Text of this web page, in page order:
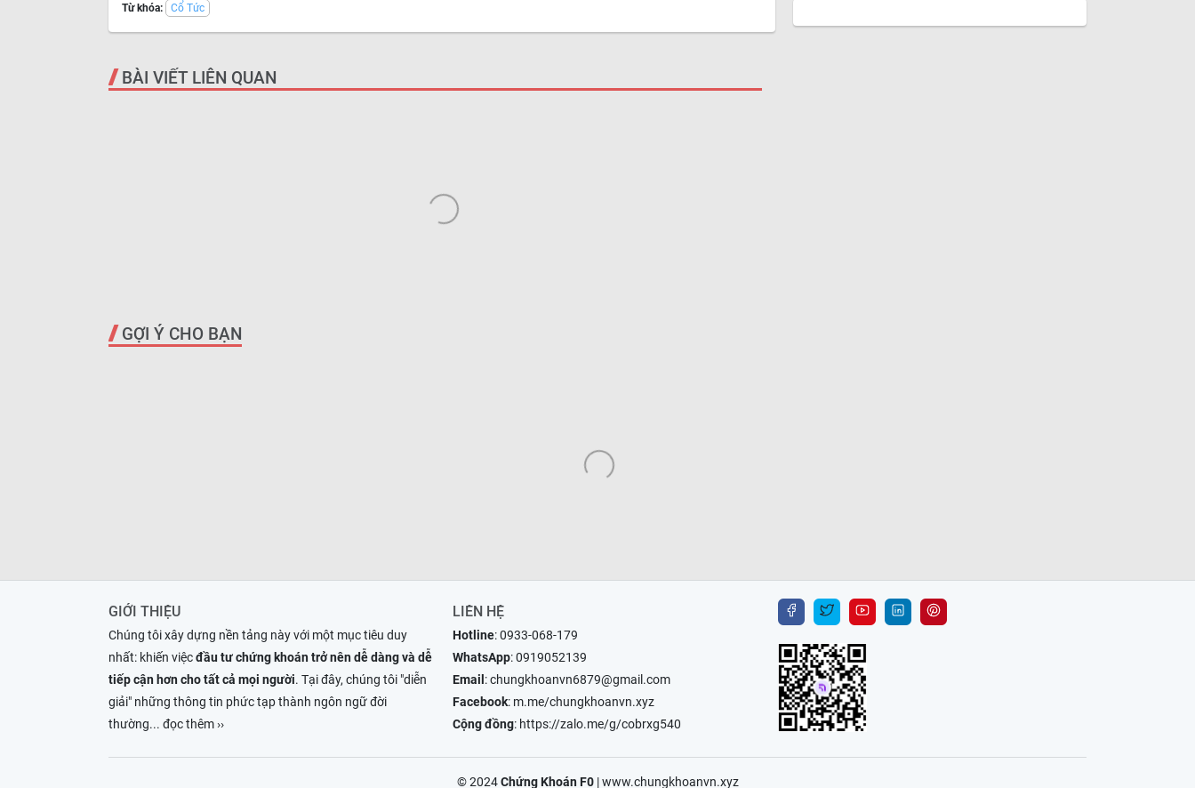
Từ khóa: Cổ Tức
BÀI VIẾT LIÊN QUAN
GỢI Ý CHO BẠN
GIỚI THIỆU
Chúng tôi xây dựng nền tảng này với một mục tiêu duy
nhất: khiến việcđầu tư chứng khoán trở nên dễ dàng và dễ
tiếp cận hơn cho tất cả mọi người. Tại đây, chúng tôi "diễn
giải" những thông tin phức tạp thành ngôn ngữ đời
thường... đọc thêm ››
LIÊN HỆ
Hotline:0933-068-179
WhatsApp:0919052139
Email :chungkhoanvn6879@gmail.com
Facebook: m.me/chungkhoanvn.xyz
Cộng đồng: https://zalo.me/g/cobrxg540
© 2024Chứng Khoán F0|www.chungkhoanvn.xyz